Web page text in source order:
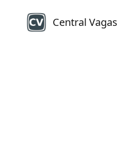
Central Vagas